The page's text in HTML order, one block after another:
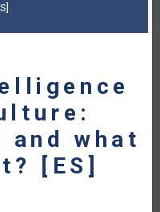
and what
[ES]